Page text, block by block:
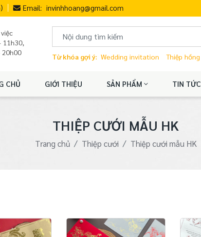
Email: invinhhoang@gmail.com
11h30,
20h00
Từ khóa gợi ý: Wedding invitation Thiệp hồng
CHỦ GIỚI THIỆU SẢN PHẨM TIN TỨC
THIỆP CƯỚI MẪU HK
Trang chủ Thiệp cưới Thiệp cưới mẫu HK